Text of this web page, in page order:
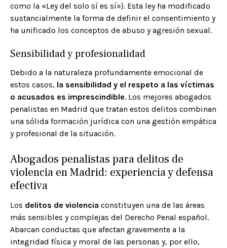
como la «Ley del solo sí es sí»). Esta ley ha modificado
sustancialmente la forma de definir el consentimiento y
ha unificado los conceptos de abuso y agresión sexual.
Sensibilidad y profesionalidad
Debido a la naturaleza profundamente emocional de
estos casos, la sensibilidad y el respeto a las víctimas
o acusados es imprescindible. Los mejores abogados
penalistas en Madrid que tratan estos delitos combinan
una sólida formación jurídica con una gestión empática
y profesional de la situación.
Abogados penalistas para delitos de
violencia en Madrid: experiencia y defensa
efectiva
Los delitos de violencia constituyen una de las áreas
más sensibles y complejas del Derecho Penal español.
Abarcan conductas que afectan gravemente a la
integridad física y moral de las personas y, por ello,